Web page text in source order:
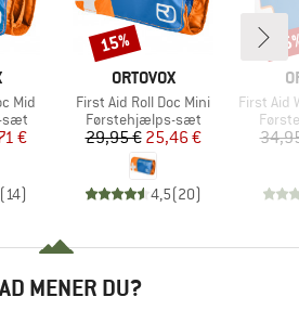
Mid
sæt
pris
€
(14)
MÆRKE
ORTOVOX
Artikel
First Aid Roll Doc Mini
Produktgruppe
Førstehjælps-sæt
Pris
29,95 €Nedsat pris
25,46 €
4,5(20)
Rabat
15%
Artikel
First Aid
MENER DU?